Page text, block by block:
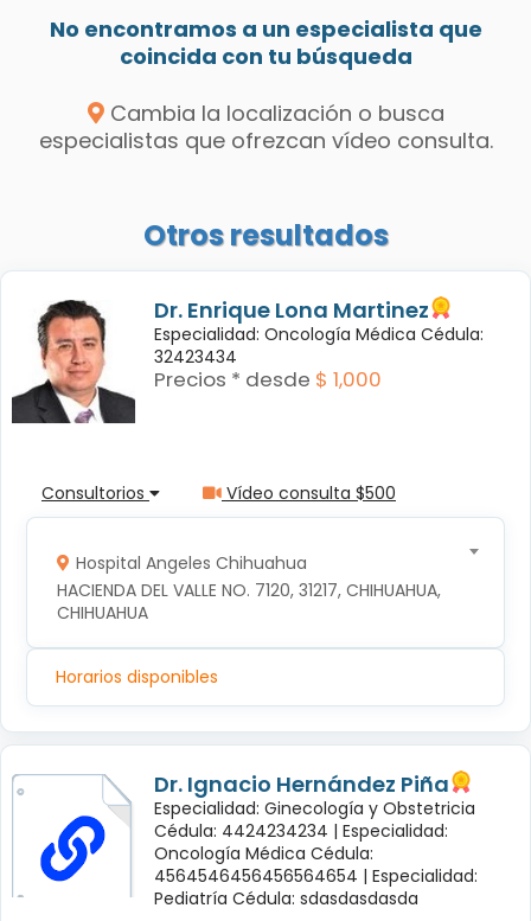
No encontramos a un especialista que
coincida con tu búsqueda
Cambia la localización o busca
especialistas que ofrezcan vídeo consulta.
Otros resultados
Dr. Enrique Lona Martinez
Especialidad: Oncología Médica Cédula:
32423434
Precios * desde $ 1,000
Consultorios Vídeo consulta $500
Hospital Angeles Chihuahua
HACIENDA DEL VALLE NO. 7120, 31217, CHIHUAHUA,
CHIHUAHUA
Horarios disponibles
Dr. Ignacio Hernández Piña
Especialidad: Ginecología y Obstetricia
Cédula: 4424234234 | Especialidad:
Oncología Médica Cédula:
4564546456456564654 | Especialidad:
Pediatría Cédula: sdasdasdasda